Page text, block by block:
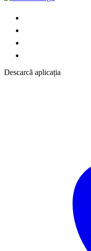
Descarcă aplicația